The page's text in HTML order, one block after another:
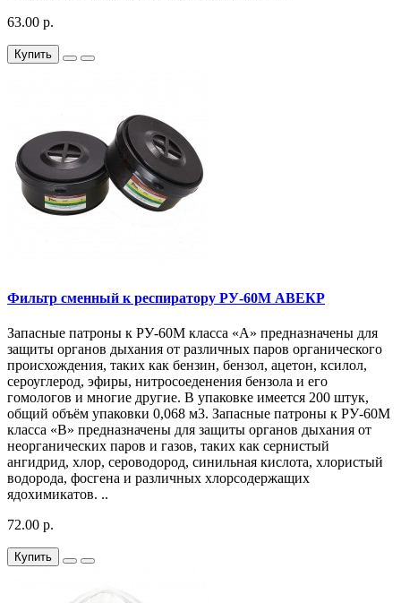
63.00 р.
Купить
Фильтр сменный к респиратору РУ-60М АВЕКP
Запасные патроны к РУ-60М класса «А» предназначены для
защиты органов дыхания от различных паров органического
происхождения, таких как бензин, бензол, ацетон, ксилол,
сероуглерод, эфиры, нитросоеденения бензола и его
гомологов и многие другие. В упаковке имеется 200 штук,
общий объём упаковки 0,068 м3. Запасные патроны к РУ-60М
класса «В» предназначены для защиты органов дыхания от
неорганических паров и газов, таких как сернистый
ангидрид, хлор, сероводород, синильная кислота, хлористый
водорода, фосгена и различных хлорсодержащих
ядохимикатов. ..
72.00 р.
Купить